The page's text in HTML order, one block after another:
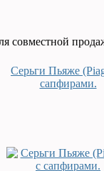
совместной
Серьги Пьяже
сапфирами.